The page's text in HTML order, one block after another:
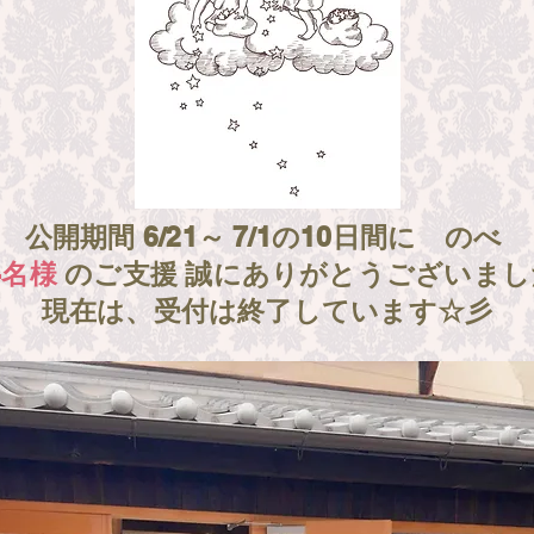
公開期間 6/21～ 7/1の10日間に のべ
様 のご支援 誠にありがとうございま
現在は、受付は終了しています☆彡